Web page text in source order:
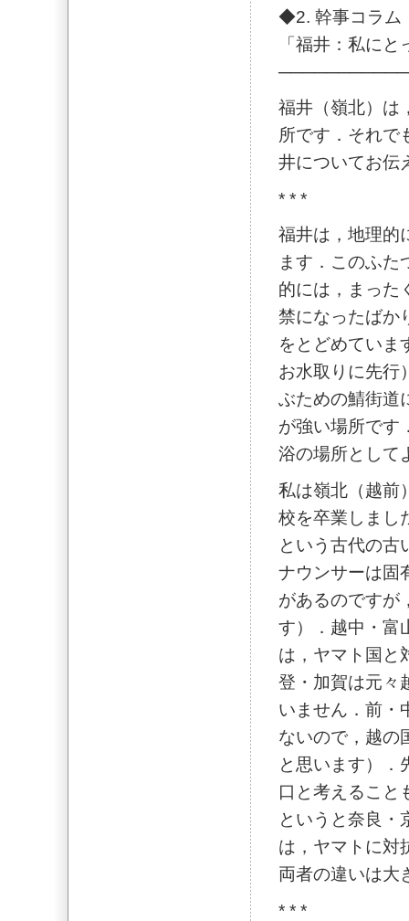
◆2. 幹事コラム
「福井：私に
福井（嶺北）は
所です．それで
井についてお伝
* * *
福井は，地理的
ます．このふた
的には，まった
禁になったばか
をとどめていま
お水取りに先行
ぶための鯖街道
が強い場所です
浴の場所として
私は嶺北（越前
校を卒業しまし
という古代の古
ナウンサーは固
があるのですが
す）．越中・富
は，ヤマト国と
登・加賀は元々
いません．前・
ないので，越の
と思います）．
口と考えること
というと奈良・
は，ヤマトに対
両者の違いは大
* * *